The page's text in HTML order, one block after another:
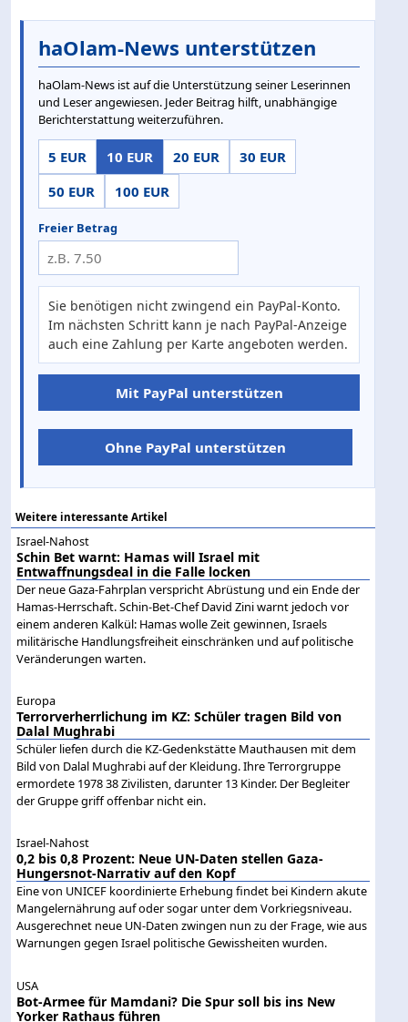
haOlam-News unterstützen
haOlam-News ist auf die Unterstützung seiner Leserinnen
und Leser angewiesen. Jeder Beitrag hilft, unabhängige
Berichterstattung weiterzuführen.
5 EUR 10 EUR 20 EUR
30 EUR
50 EUR
100 EUR
Freier Betrag
Sie benötigen nicht zwingend ein PayPal-Konto.
Im nächsten Schritt kann je nach PayPal-Anzeige
auch eine Zahlung per Karte angeboten werden.
Mit PayPal unterstützen
Ohne PayPal unterstützen
Weitere interessante Artikel
Israel-Nahost
Schin Bet warnt: Hamas will Israel mit
Entwaffnungsdeal in die Falle locken
Der neue Gaza-Fahrplan verspricht Abrüstung und ein Ende der
Hamas-Herrschaft. Schin-Bet-Chef David Zini warnt jedoch vor
einem anderen Kalkül: Hamas wolle Zeit gewinnen, Israels
militärische Handlungsfreiheit einschränken und auf politische
Veränderungen warten.
Europa
Terrorverherrlichung im KZ: Schüler tragen Bild von
Dalal Mughrabi
Schüler liefen durch die KZ-Gedenkstätte Mauthausen mit dem
Bild von Dalal Mughrabi auf der Kleidung. Ihre Terrorgruppe
ermordete 1978 38 Zivilisten, darunter 13 Kinder. Der Begleiter
der Gruppe griff offenbar nicht ein.
Israel-Nahost
0,2 bis 0,8 Prozent: Neue UN-Daten stellen Gaza-
Hungersnot-Narrativ auf den Kopf
Eine von UNICEF koordinierte Erhebung findet bei Kindern akute
Mangelernährung auf oder sogar unter dem Vorkriegsniveau.
Ausgerechnet neue UN-Daten zwingen nun zu der Frage, wie aus
Warnungen gegen Israel politische Gewissheiten wurden.
USA
Bot-Armee für Mamdani? Die Spur soll bis ins New
Yorker Rathaus führen